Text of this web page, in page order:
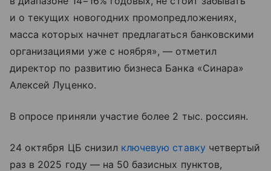
и о текущих новогодних промопредложениях,
масса которых начнет предлагаться банковскими
организациями уже с ноября», — отметил
директор по развитию бизнеса Банка «Синара»
Алексей Луценко.
В опросе приняли участие более 2 тыс. россиян.
24 октября ЦБ снизил ключевую ставку четвертый
раз в 2025 году — на 50 базисных пунктов,